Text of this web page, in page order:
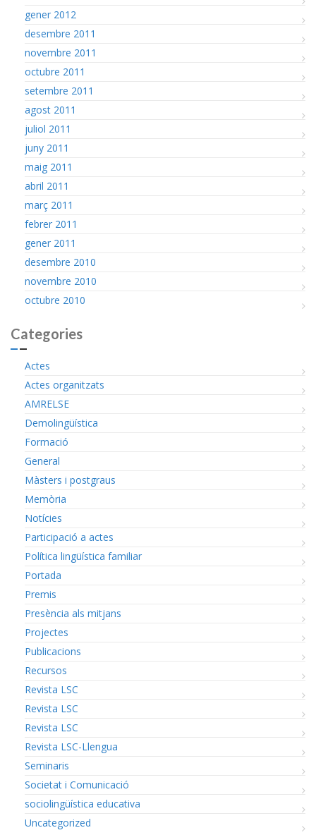
gener 2012
desembre 2011
novembre 2011
octubre 2011
setembre 2011
agost 2011
juliol 2011
juny 2011
maig 2011
abril 2011
març 2011
febrer 2011
gener 2011
desembre 2010
novembre 2010
octubre 2010
Categories
Actes
Actes organitzats
AMRELSE
Demolingüística
Formació
General
Màsters i postgraus
Memòria
Notícies
Participació a actes
Política lingüística familiar
Portada
Premis
Presència als mitjans
Projectes
Publicacions
Recursos
Revista LSC
Revista LSC
Revista LSC
Revista LSC-Llengua
Seminaris
Societat i Comunicació
sociolingüística educativa
Uncategorized